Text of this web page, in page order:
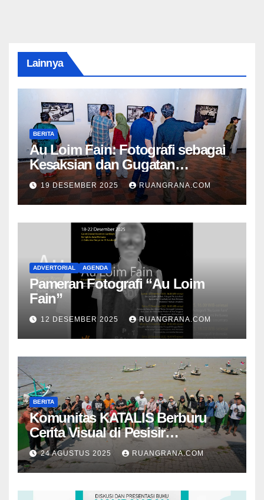
Lainnya
BERITA
Au Loim Fain: Fotografi sebagai
Kesaksian dan Gugatan
Kemanusiaan
19 DESEMBER 2025 RUANGRANA.COM
ADVERTORIAL AGENDA
Pameran Fotografi “Au Loim
Fain”
12 DESEMBER 2025 RUANGRANA.COM
BERITA
Komunitas KATALIS Berburu
Cerita Visual di Pesisir
Nambangan
24 AGUSTUS 2025 RUANGRANA.COM